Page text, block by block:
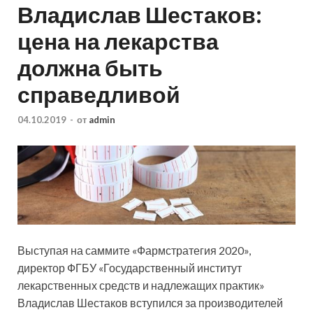
Владислав Шестаков:
цена на лекарства
должна быть
справедливой
04.10.2019 - от admin
Выступая на саммите «Фармстратегия 2020»,
директор ФГБУ «Государственный институт
лекарственных средств и надлежащих практик»
Владислав Шестаков вступился за производителей